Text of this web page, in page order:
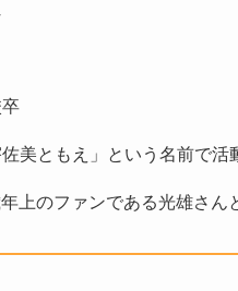
美ともえ」という名前で活
上のファンである光雄さん